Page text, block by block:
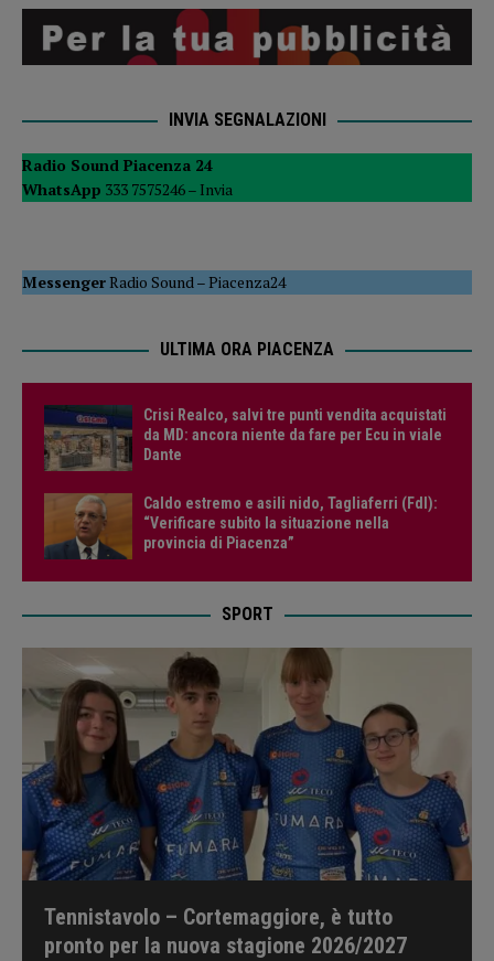
INVIA SEGNALAZIONI
Radio Sound Piacenza 24
WhatsApp 333 7575246 – Invia
MessengerRadio Sound –Piacenza24
ULTIMA ORA PIACENZA
Crisi Realco, salvi tre punti vendita acquistati
da MD: ancora niente da fare per Ecu in viale
Dante
Caldo estremo e asili nido, Tagliaferri (FdI):
“Verificare subito la situazione nella
provincia di Piacenza”
SPORT
Tennistavolo – Cortemaggiore, è tutto
pronto per la nuova stagione 2026/2027